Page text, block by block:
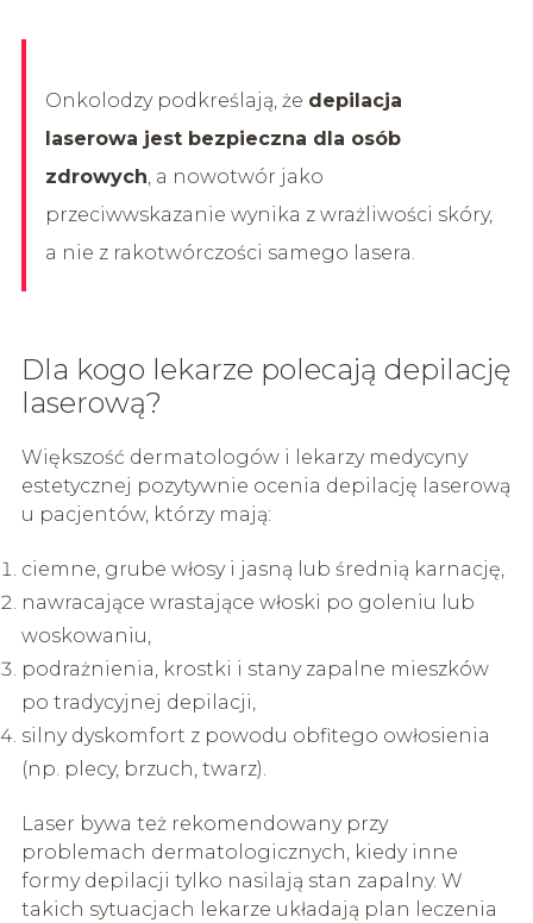
Onkolodzy podkreślają, że depilacja
laserowa jest bezpieczna dla osób
zdrowych, a nowotwór jako
przeciwwskazanie wynika z wrażliwości skóry,
a nie z rakotwórczości samego lasera.
Dla kogo lekarze polecają depilację
laserową?
Większość dermatologów i lekarzy medycyny
estetycznej pozytywnie ocenia depilację laserową
u pacjentów, którzy mają:
ciemne, grube włosy i jasną lub średnią karnację,
nawracające wrastające włoski po goleniu lub
woskowaniu,
podrażnienia, krostki i stany zapalne mieszków
po tradycyjnej depilacji,
silny dyskomfort z powodu obfitego owłosienia
(np. plecy, brzuch, twarz).
Laser bywa też rekomendowany przy
problemach dermatologicznych, kiedy inne
formy depilacji tylko nasilają stan zapalny. W
takich sytuacjach lekarze układają plan leczenia